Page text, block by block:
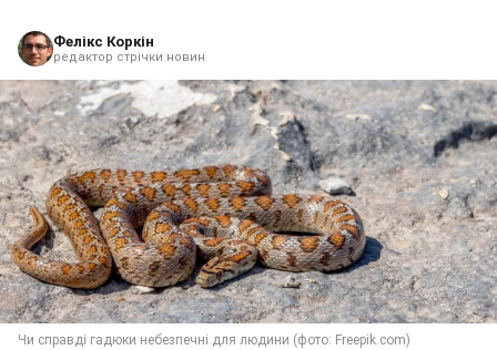
Фелікс Коркін
редактор стрічки новин
Чи справді гадюки небезпечні для людини (фото: Freepik.com)